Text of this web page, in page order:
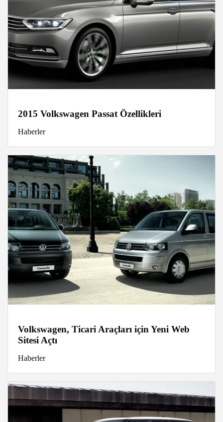
2015 Volkswagen Passat Özellikleri
Haberler
Volkswagen, Ticari Araçları için Yeni Web
Sitesi Açtı
Haberler